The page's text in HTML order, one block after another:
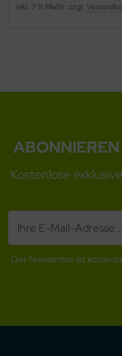
inkl. 7 % MwSt. zzgl.
Kostenlose
Der Newsletter ist